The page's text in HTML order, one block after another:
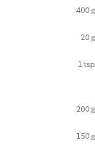
400 g
20 g
1 tsp
200 g
150 g